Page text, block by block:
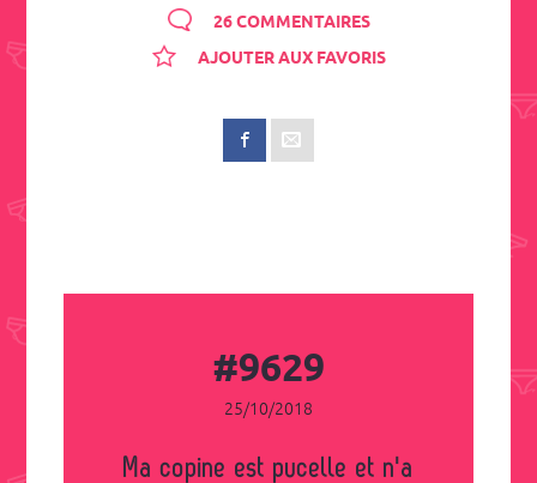
26 COMMENTAIRES
AJOUTER AUX FAVORIS
#9629
25/10/2018
Ma copine est pucelle et n'a